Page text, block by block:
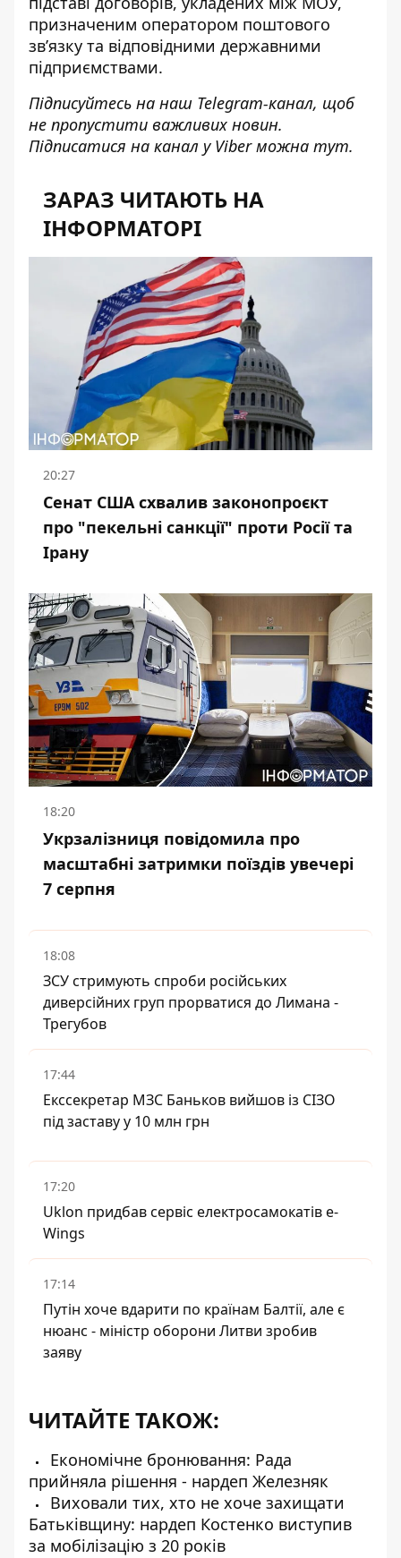
призначеним оператором поштового
зв’язку та відповідними державними
підприємствами.
Підписуйтесь на наш Telegram-канал, щоб
не пропустити важливих новин.
Підписатися на канал у Viber можна тут.
ЗАРАЗ ЧИТАЮТЬ НА
ІНФОРМАТОРІ
20:27
Сенат США схвалив законопроєкт
про "пекельні санкції" проти Росії та
Ірану
18:20
Укрзалізниця повідомила про
масштабні затримки поїздів увечері
7 серпня
18:08
ЗСУ стримують спроби російських
диверсійних груп прорватися до Лимана -
Трегубов
17:44
Екссекретар МЗС Баньков вийшов із СІЗО
під заставу у 10 млн грн
17:20
Uklon придбав сервіс електросамокатів e-
Wings
17:14
Путін хоче вдарити по країнам Балтії, але є
нюанс - міністр оборони Литви зробив
заяву
ЧИТАЙТЕ ТАКОЖ:
Економічне бронювання: Рада
прийняла рішення - нардеп Железняк
Виховали тих, хто не хоче захищати
Батьківщину: нардеп Костенко виступив
за мобілізацію з 20 років